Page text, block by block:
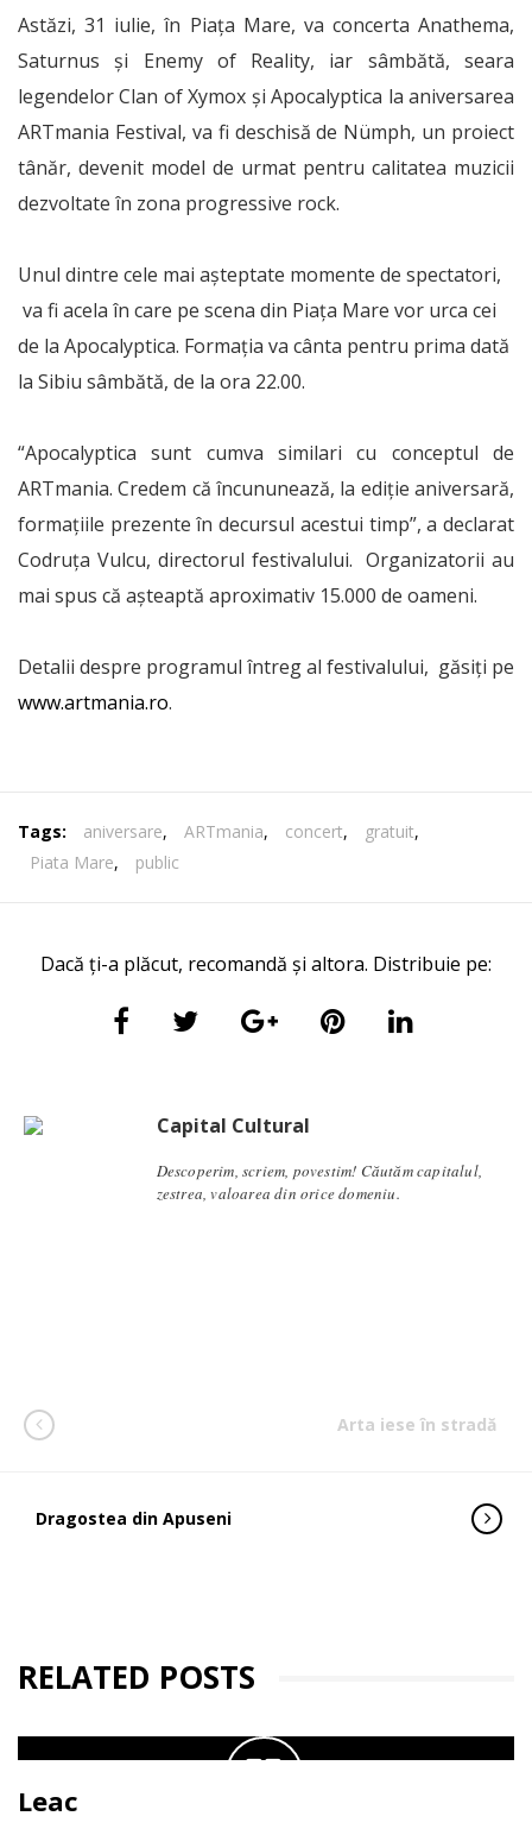
Astăzi, 31 iulie, în Piaţa Mare, va concerta Anathema,
Saturnus şi Enemy of Reality, iar sâmbătă, seara
legendelor Clan of Xymox şi Apocalyptica la aniversarea
ARTmania Festival, va fi deschisă de Nümph, un proiect
tânăr, devenit model de urmat pentru calitatea muzicii
dezvoltate în zona progressive rock.
Unul dintre cele mai așteptate momente de spectatori,
va fi acela în care pe scena din Piața Mare vor urca cei
de la Apocalyptica. Formația va cânta pentru prima dată
la Sibiu sâmbătă, de la ora 22.00.
“Apocalyptica sunt cumva similari cu conceptul de
ARTmania. Credem că încununează, la ediție aniversară,
formațiile prezente în decursul acestui timp”, a declarat
Codruța Vulcu, directorul festivalului. Organizatorii au
mai spus că așteaptă aproximativ 15.000 de oameni.
Detalii despre programul întreg al festivalului, găsiți pe
www.artmania.ro.
Tags: aniversare, ARTmania, concert, gratuit,
Piata Mare, public
Dacă ți-a plăcut, recomandă și altora. Distribuie pe:
Capital Cultural
Descoperim, scriem, povestim! Căutăm capitalul,
zestrea, valoarea din orice domeniu.
Arta iese în stradă
Dragostea din Apuseni
RELATED POSTS
Leac